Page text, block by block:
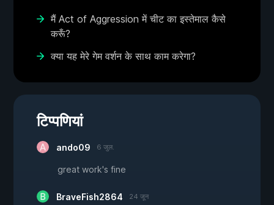
मैं Act of Aggression में चीट का इस्तेमाल कैसे
करूँ?
क्या यह मेरे गेम वर्शन के साथ काम करेगा?
टिप्पणियां
ando09 6 जुल.
great work's fine
BraveFish2864 24 जून